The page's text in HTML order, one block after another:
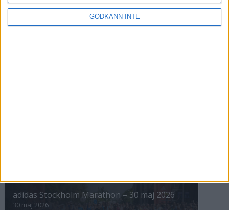
GODKÄNN INTE
8 okt 1995• Arkiv• Reseberättelser från
adidas Stockholm Marathon – 30 maj 2026
30 maj 2026